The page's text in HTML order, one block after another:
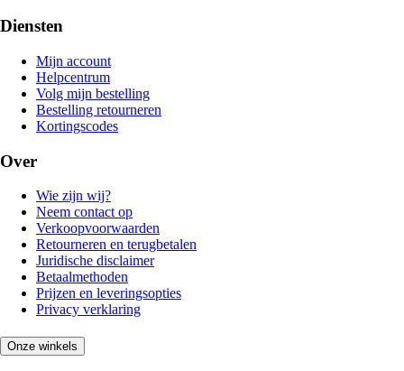
Diensten
Mijn account
Helpcentrum
Volg mijn bestelling
Bestelling retourneren
Kortingscodes
Over
Wie zijn wij?
Neem contact op
Verkoopvoorwaarden
Retourneren en terugbetalen
Juridische disclaimer
Betaalmethoden
Prijzen en leveringsopties
Privacy verklaring
Onze winkels